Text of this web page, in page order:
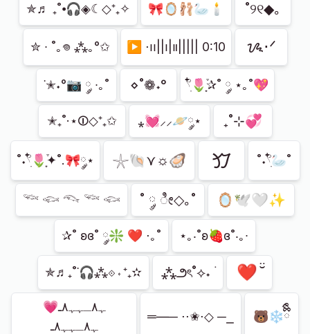
✯♬ ₊˚⦁🎧◈☾◇⁺₊✧ 🎀🪞🩰🦢🕯️ ˚୨୧◆｡
✮ ∙ ˚｡𖦹 ⁂｡°✩ ▶︎ ⋅၊၊||၊|။||||| 0∶10 ᝰ⋅ᐟ
˙✭˖°📷 ༘ ∙｡˚ ⋄˚❁˖° 𓍢ִ໋🌷͙֒✰˚ ༘ ⋆｡˚💖
✭₊˚·⋆⏼◇⁺₊✩ ⁎💓⸝⸝🪐༘⋆ ₊˚⊹💞
˚˖𓍢ִ໋🌷͙֒✦˚.🎀༘⋆ 𓇼🐚⋎☼🦪 𖹍 ˚˖𓍢ִ໋🦢˚
𓆝 𓆟 𓆞 𓆝 𓆟 ˚ ༘ ೀ◇｡˚ 🪞🕊️🤍✨
✰˚ ʚɞ˚ ༘❇ ❤ ⋅｡˚ ⋆｡‧˚ʚ🍓ɞ˚‧｡∙
✯♬₊˚˙🎧⁂⟐⋄⁺₊✫ ⁂౨ৎ˚⟡˖ ࣪ ❤ ̆̈
ﮩ٨ـﮩﮩ٨ـ💗
ﮩ٨ـﮩﮩ٨ـ
═—─ ⋅⋅✬⋅◇ ─⎯ 🐻‍❄️ྀིྀི